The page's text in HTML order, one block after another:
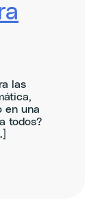
las
en una
todos?